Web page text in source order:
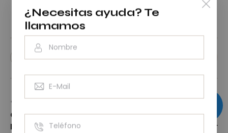
Origen de “Costa
Blanca”
Mária Telkes y la
primera casa solar
¿Necesitas ayuda? Te
llamamos